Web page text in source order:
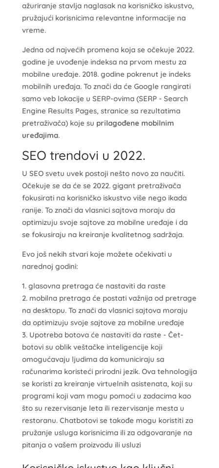
ažuriranje stavlja naglasak na korisničko iskustvo,
pružajući korisnicima relevantne informacije na
vreme.
Jedna od najvećih promena koja se očekuje 2022.
godine je uvođenje indeksa na prvom mestu za
mobilne uređaje. 2018. godine pokrenut je indeks
mobilnih uređaja. To znači da će Google rangirati
samo veb lokacije u SERP-ovima (SERP - Search
Engine Results Pages, stranice sa rezultatima
pretraživača) koje su prilagođene mobilnim
uređajima.
SEO trendovi u 2022.
U SEO svetu uvek postoji nešto novo za naučiti.
Očekuje se da će se 2022. gigant pretraživača
fokusirati na korisničko iskustvo više nego ikada
ranije. To znači da vlasnici sajtova moraju da
optimizuju svoje sajtove za mobilne uređaje i da
se fokusiraju na kreiranje kvalitetnog sadržaja.
Evo još nekih stvari koje možete očekivati u
narednoj godini:
glasovna pretraga će nastaviti da raste
mobilna pretraga će postati važnija od pretrage
na desktopu. To znači da vlasnici sajtova moraju
da optimizuju svoje sajtove za mobilne uređaje
Upotreba botova će nastaviti da raste - Čet-
botovi su oblik veštačke inteligencije koji
omogućavaju ljudima da komuniciraju sa
računarima koristeći prirodni jezik. Ova tehnologija
se koristi za kreiranje virtuelnih asistenata, koji su
programi koji vam mogu pomoći u zadacima kao
što su rezervisanje leta ili rezervisanje mesta u
restoranu. Chatbotovi se takođe mogu koristiti za
pružanje usluga korisnicima ili za odgovaranje na
pitanja o vašem proizvodu ili usluzi